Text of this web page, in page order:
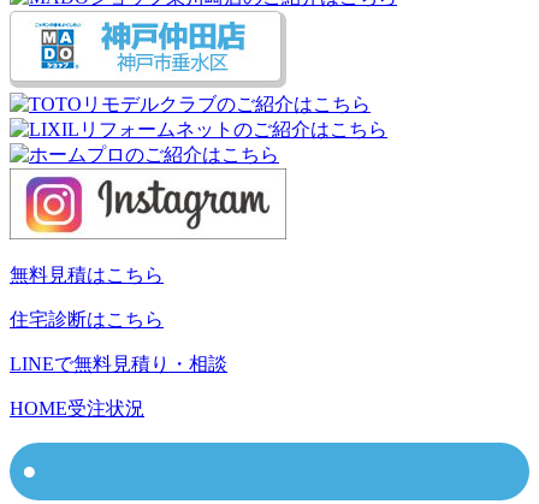
無料見積はこちら
住宅診断はこちら
LINEで無料見積り・相談
HOME受注状況